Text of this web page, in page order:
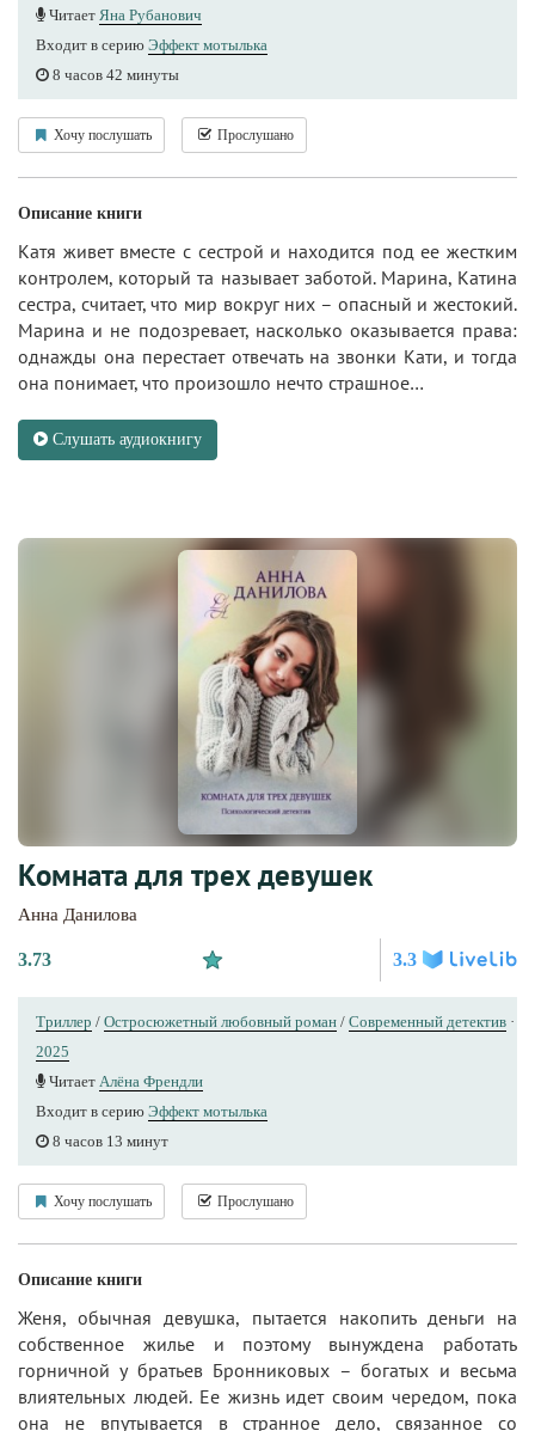
Читает Яна Рубанович
Входит в серию Эффект мотылька
8 часов 42 минуты
Хочу послушать Прослушано
Описание книги
Катя живет вместе с сестрой и находится под ее жестким
контролем, который та называет заботой. Марина, Катина
сестра, считает, что мир вокруг них – опасный и жестокий.
Марина и не подозревает, насколько оказывается права:
однажды она перестает отвечать на звонки Кати, и тогда
она понимает, что произошло нечто страшное…
Слушать аудиокнигу
Комната для трех девушек
Анна Данилова
3.73 3.3
Триллер / Остросюжетный любовный роман / Современный детектив ·
2025
Читает Алёна Френдли
Входит в серию Эффект мотылька
8 часов 13 минут
Хочу послушать Прослушано
Описание книги
Женя, обычная девушка, пытается накопить деньги на
собственное жилье и поэтому вынуждена работать
горничной у братьев Бронниковых – богатых и весьма
влиятельных людей. Ее жизнь идет своим чередом, пока
она не впутывается в странное дело, связанное со